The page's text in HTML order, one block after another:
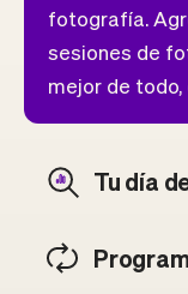
fotografía.
sesiones de
mejor de
Tu día